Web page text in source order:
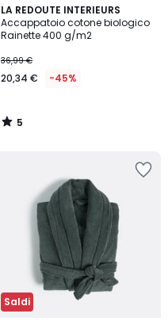
LA REDOUTE INTERIEURS
Accappatoio cotone biologico
Rainette 400 g/m2
36,99 €
20,34 € -45%
5
/
5
5
/
Saldi